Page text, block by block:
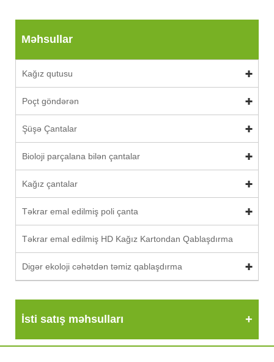
Məhsullar
Kağız qutusu
Poçt göndərən
Şüşə Çantalar
Bioloji parçalana bilən çantalar
Kağız çantalar
Təkrar emal edilmiş poli çanta
Təkrar emal edilmiş HD Kağız Kartondan Qablaşdırma
Digər ekoloji cəhətdən təmiz qablaşdırma
İsti satış məhsulları